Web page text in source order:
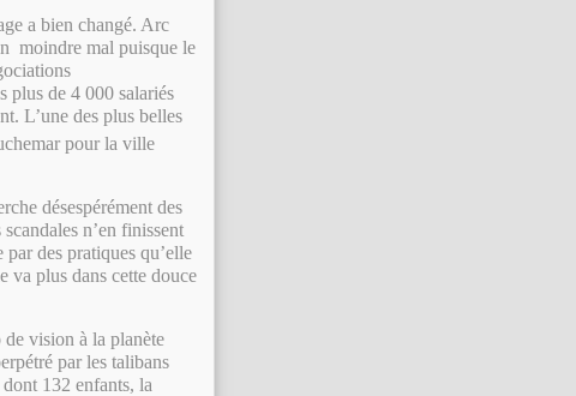
a bien changé. Arc
moindre mal puisque le
plus de 4 000 salariés
L’une des plus belles
pour la ville
désespérément des
n’en finissent
des pratiques qu’elle
va plus dans cette douce
vision à la planète
par les talibans
132 enfants, la